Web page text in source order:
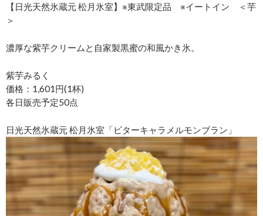
【日光天然氷蔵元 松月氷室】※東武限定品 ※イートイン ＜芋
＞
濃厚な紫芋クリームと自家製黒蜜の和風かき氷。
紫芋みるく
価格：1,601円(1杯)
各日販売予定50点
日光天然氷蔵元 松月氷室「ビターキャラメルモンブラン」